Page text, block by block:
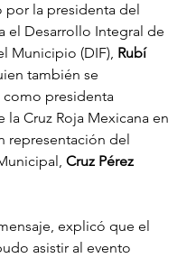
por la presidenta del
el Desarrollo Integral de
Municipio (DIF), Rubí
también se
presidenta
la Cruz Roja Mexicana en
representación del
Cruz Pérez
explicó que el
asistir al evento